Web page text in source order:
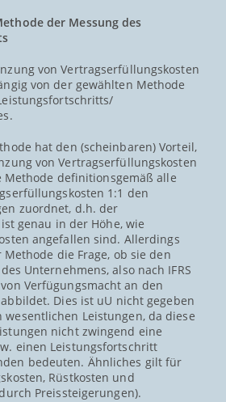
der Messung des
von Vertragserfüllungskosten
von der gewählten Methode
hat den (scheinbaren) Vorteil,
von Vertragserfüllungskosten
Methode definitionsgemäß alle
1:1 den
zuordnet, d.h. der
genau in der Höhe, wie
angefallen sind. Allerdings
die Frage, ob sie den
Unternehmens, also nach IFRS
Verfügungsmacht an den
Dies ist uU nicht gegeben
wesentlichen Leistungen, da diese
nicht zwingend eine
einen Leistungsfortschritt
bedeuten. Ähnliches gilt für
Rüstkosten und
Preissteigerungen).